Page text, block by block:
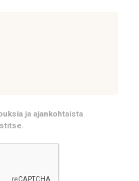
ja ajankohtaista